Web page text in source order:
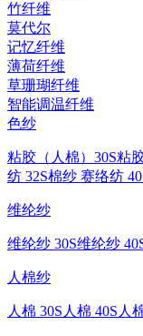
竹纤维
莫代尔
记忆纤维
薄荷纤维
草珊瑚纤维
智能调温纤维
色纱
粘胶（人棉）30S粘
纺 32S棉纱 赛络纺
维纶纱
维纶纱 30S维纶纱
人棉纱
人棉 30S 人棉 40S 人